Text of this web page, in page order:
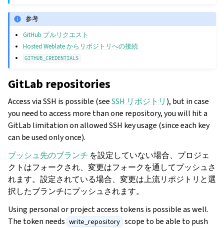
参考
GitHub プルリクエスト
Hosted Weblate からリポジトリへの接続
GITHUB_CREDENTIALS
GitLab repositories
Access via SSH is possible (seeSSH リポジトリ ), but in case
you need to access more than one repository, you will hit a
GitLab limitation on allowed SSH key usage (since each key
can be used only once).
プッシュ先のブランチ を設定していない場合、プロジェ
クトはフォークされ、変更はフォークを通してプッシュさ
れます。設定されている場合、変更は上流リポジトリと選
択したブランチにプッシュされます。
Using personal or project access tokens is possible as well.
The token needs write_repository scope to be able to push